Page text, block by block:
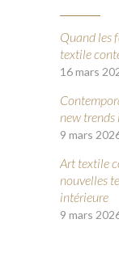
Quand les
textile
16 mars
new
9 mars
Art textile
nouvelles
intérieure
9 mars